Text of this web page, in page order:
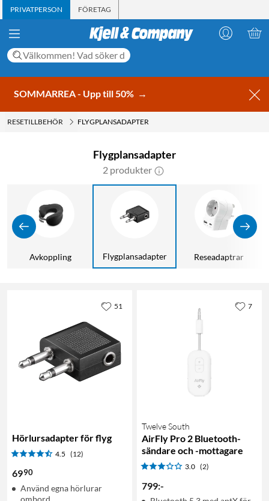
PRIVATPERSON FÖRETAG
SOMMARREA - Upp till 50% →
RESETILLBEHÖR FLYGPLANSADAPTER
Flygplansadapter
2 produkter
Avkoppling Flygplansadapter Reseadaptrar
Hörlursadapter för flyg
4.5 (12)
6990
Använd egna hörlurar
ombord
51
Twelve South
AirFly Pro 2 Bluetooth-
sändare och -mottagare
3.0 (2)
799:-
7